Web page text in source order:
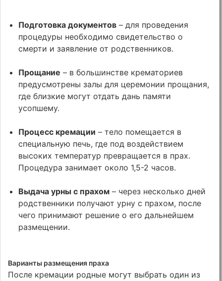
Подготовка документов – для проведения
процедуры необходимо свидетельство о
смерти и заявление от родственников.
Прощание – в большинстве крематориев
предусмотрены залы для церемонии прощания,
где близкие могут отдать дань памяти
усопшему.
Процесс кремации – тело помещается в
специальную печь, где под воздействием
высоких температур превращается в прах.
Процедура занимает около 1,5-2 часов.
Выдача урны с прахом – через несколько дней
родственники получают урну с прахом, после
чего принимают решение о его дальнейшем
размещении.
Варианты размещения праха
После кремации родные могут выбрать один из